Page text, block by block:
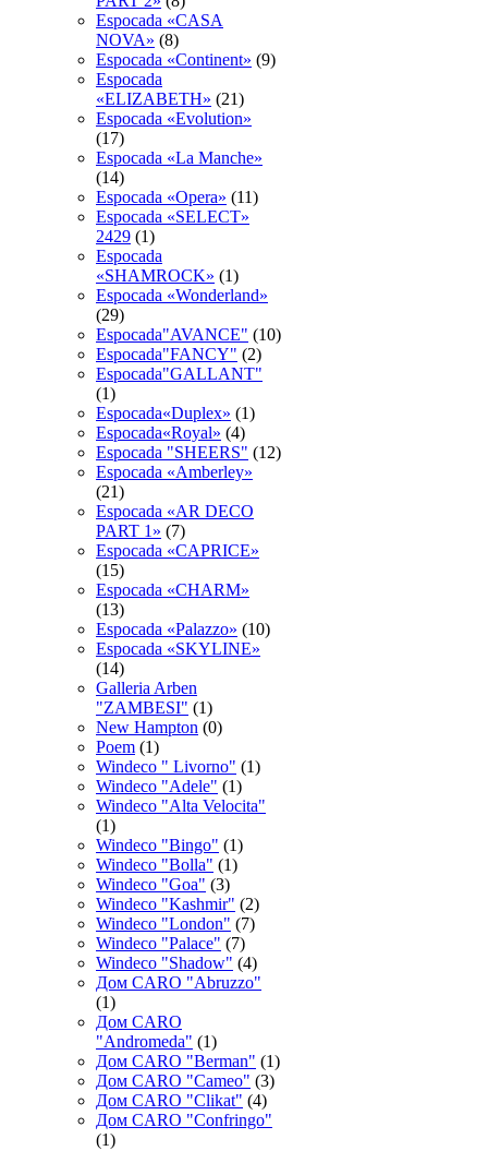
Espocada «CASA
NOVA» (8)
Espocada «Continent» (9)
Espocada
«ELIZABETH» (21)
Espocada «Evolution»
(17)
Espocada «La Manche»
(14)
Espocada «Opera» (11)
Espocada «SELECT»
2429 (1)
Espocada
«SHAMROCK» (1)
Espocada «Wonderland»
(29)
Espocada"AVANCE" (10)
Espocada"FANCY" (2)
Espocada"GALLANT"
(1)
Espocada«Duplex» (1)
Espocada«Royal» (4)
Espocadа "SHEERS" (12)
Espocadа «Amberley»
(21)
Espocadа «AR DECO
PART 1» (7)
Espocadа «CAPRICE»
(15)
Espocadа «CHARM»
(13)
Espocadа «Palazzo» (10)
Espocadа «SKYLINE»
(14)
Galleria Arben
"ZAMBESI" (1)
New Hampton (0)
Poem (1)
Windeco " Livorno" (1)
Windeco "Adele" (1)
Windeco "Alta Velocita"
(1)
Windeco "Bingo" (1)
Windeco "Bolla" (1)
Windeco "Goa" (3)
Windeco "Kashmir" (2)
Windeco "London" (7)
Windeco "Palace" (7)
Windeco "Shadow" (4)
Дом CARO "Abruzzo"
(1)
Дом CARO
"Andromeda" (1)
Дом CARO "Berman" (1)
Дом CARO "Cameo" (3)
Дом CARO "Clikat" (4)
Дом CARO "Confringo"
(1)